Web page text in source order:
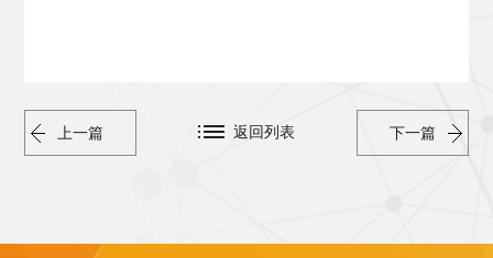
上一篇 下一篇
返回列表